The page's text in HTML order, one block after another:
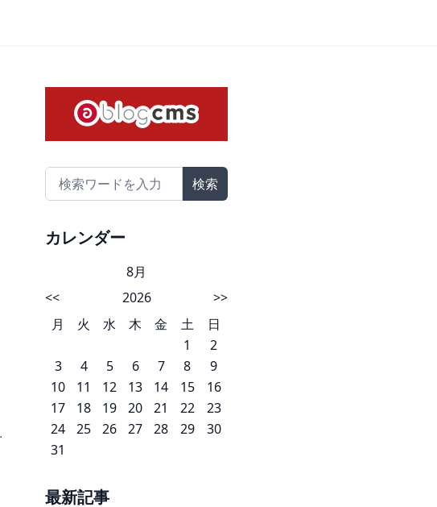
検索
カレンダー
8月
<<
2026
>>
月
火 水 木 金 土
日
1
2
3
4 5 6 7 8
9
10
11 12 13 14 15
16
17
18 19 20 21 22
23
24
25 26 27 28 29
30
31
最新記事